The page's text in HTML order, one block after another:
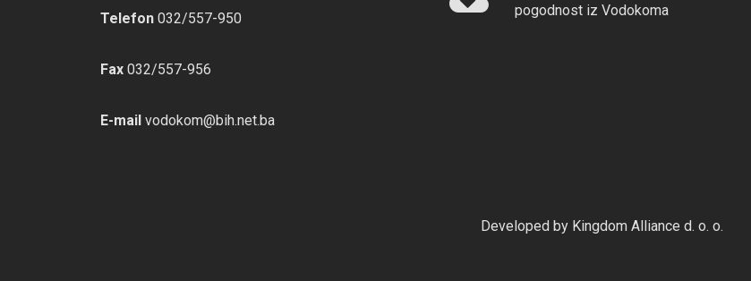
Telefon 032/557-950
Fax 032/557-956
E-mail vodokom@bih.net.ba
pogodnost iz Vodokoma
Developed by Kingdom Alliance d. o. o.